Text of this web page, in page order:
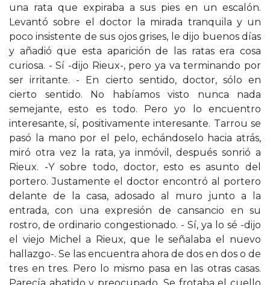
una rata que expiraba a sus pies en un escalón.
Levantó sobre el doctor la mirada tranquila y un
poco insistente de sus ojos grises, le dijo buenos días
y añadió que esta aparición de las ratas era cosa
curiosa. - Sí -dijo Rieux-, pero ya va terminando por
ser irritante. - En cierto sentido, doctor, sólo en
cierto sentido. No habíamos visto nunca nada
semejante, esto es todo. Pero yo lo encuentro
interesante, sí, positivamente interesante. Tarrou se
pasó la mano por el pelo, echándoselo hacia atrás,
miró otra vez la rata, ya inmóvil, después sonrió a
Rieux. -Y sobre todo, doctor, esto es asunto del
portero. Justamente el doctor encontró al portero
delante de la casa, adosado al muro junto a la
entrada, con una expresión de cansancio en su
rostro, de ordinario congestionado. - Sí, ya lo sé -dijo
el viejo Michel a Rieux, que le señalaba el nuevo
hallazgo-. Se las encuentra ahora de dos en dos o de
tres en tres. Pero lo mismo pasa en las otras casas.